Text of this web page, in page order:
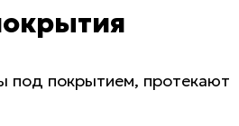
под покрытием, протекают